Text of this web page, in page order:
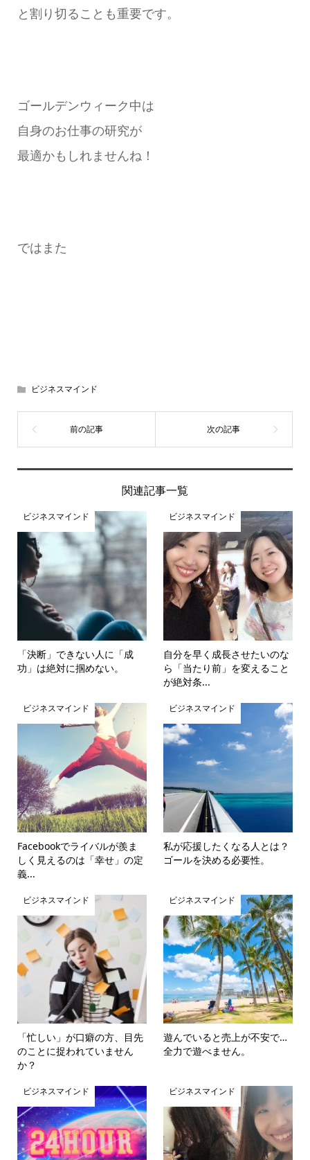
と割り切ることも重要です。
ゴールデンウィーク中は
自身のお仕事の研究が
最適かもしれませんね！
ではまた
ビジネスマインド
関連記事一覧
ビジネスマインド
「決断」できない人に「成
功」は絶対に掴めない。
ビジネスマインド
自分を早く成長させたいのな
ら「当たり前」を変えること
が絶対条...
ビジネスマインド
Facebookでライバルが羨ま
しく見えるのは「幸せ」の定
義...
ビジネスマインド
私が応援したくなる人とは？
ゴールを決める必要性。
ビジネスマインド
「忙しい」が口癖の方、目先
のことに捉われていません
か？
ビジネスマインド
遊んでいると売上が不安で…
全力で遊べません。
ビジネスマインド ビジネスマインド